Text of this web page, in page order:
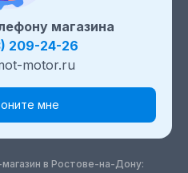
магазина
209-24-26
motor.ru
мне
в Ростове-на-Дону: